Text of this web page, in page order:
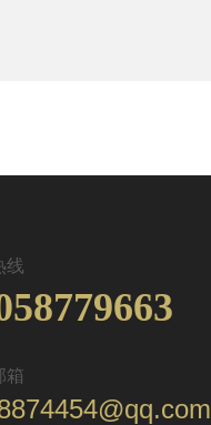
线
箱